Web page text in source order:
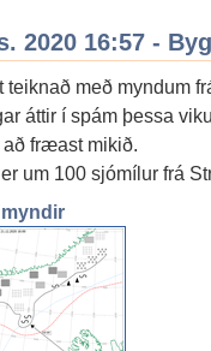
2020 16:57 -
teiknað með myndum
áttir í spám þessa
fræast mikið.
um 100 sjómílur frá